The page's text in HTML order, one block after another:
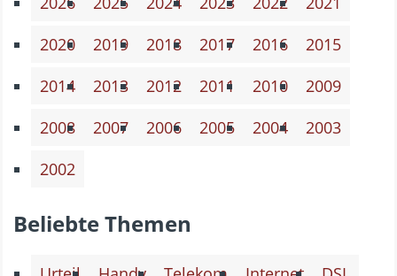
2020
2019 2018 2017 2016
2015
2014
2013 2012 2011 2010
2009
2008
2007 2006 2005 2004
2003
2002
Beliebte Themen